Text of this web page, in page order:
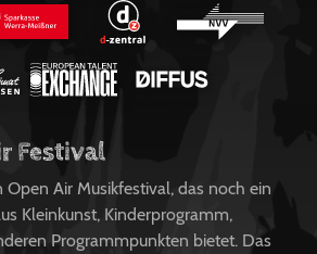
Festival
Open Air Musikfestival, das noch ein
Kleinkunst, Kinderprogramm,
Programmpunkten bietet. Das